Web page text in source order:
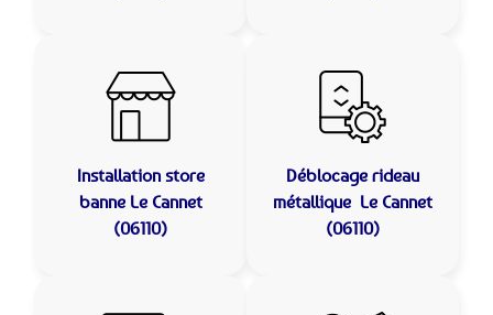
Installation store
banne Le Cannet
(06110)
Déblocage rideau
métallique Le Cannet
(06110)